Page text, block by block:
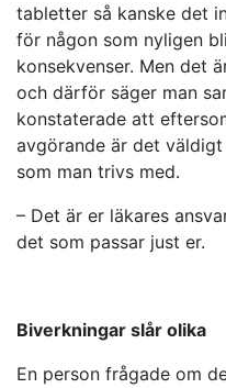
tabletter så kanske det
för någon som nyligen
konsekvenser. Men det
och därför säger man
konstaterade att
avgörande är det
som man trivs med.
– Det är er läkares
det som passar just er.
Biverkningar slår olika
En person frågade om